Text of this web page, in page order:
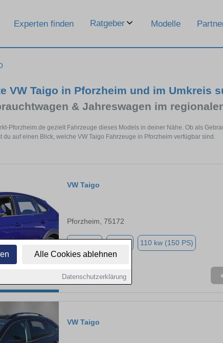
Alle Cookies ablehnen
Datenschutzerklärung
Experten finden Ratgeber Modelle
VW Taigo in Pforzheim und im Umkreis
& Jahreswagen im
Pforzheim.de gezielt Fahrzeuge dieses Models in deiner Nähe. Ob als
du auf einen Blick, welche VW Taigo Fahrzeuge in Pforzheim verfügbar sind.
VW Taigo
Pforzheim, 75172
110 kw (150 PS)
VW Taigo